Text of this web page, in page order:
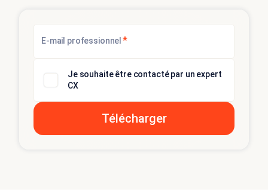
E-mail professionnel *
Je souhaite être contacté par un expert
CX